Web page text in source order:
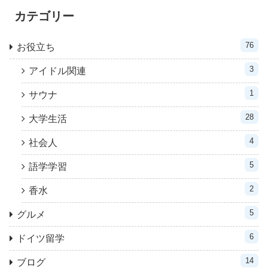
カテゴリー
お役立ち 76
アイドル関連 3
サウナ 1
大学生活 28
社会人 4
語学学習 5
香水 2
グルメ 5
ドイツ留学 6
ブログ 14